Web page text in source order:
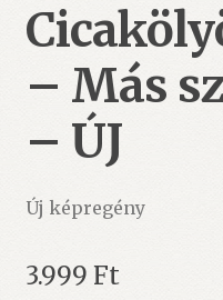
– Más
– ÚJ
Új képregény
3.999 Ft